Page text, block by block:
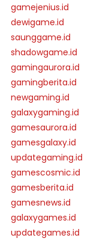
gamejenius.id
dewigame.id
saunggame.id
shadowgame.id
gamingaurora.id
gamingberita.id
newgaming.id
galaxygaming.id
gamesaurora.id
gamesgalaxy.id
updategaming.id
gamescosmic.id
gamesberita.id
gamesnews.id
galaxygames.id
updategames.id